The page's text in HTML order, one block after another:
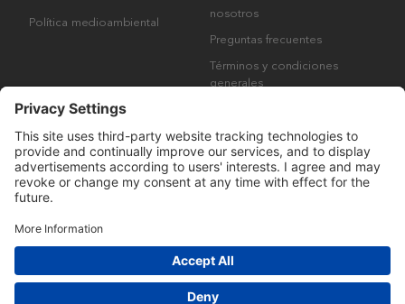
Política medioambiental
nosotros
Preguntas frecuentes
Términos y condiciones
generales
Derechos de autor © Many Brands AB 2023. Todos los derechos